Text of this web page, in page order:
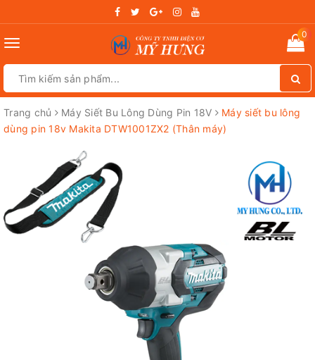
Toggle
0
Trang chủ Máy Siết Bu Lông Dùng Pin 18V
Máy siết bu lông
dùng pin 18v Makita DTW1001ZX2 (Thân máy)